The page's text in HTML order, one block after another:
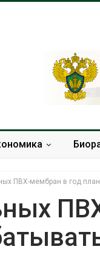
ПВХ-мембран в год
Панамский канал вновь
ограничивает загрузку